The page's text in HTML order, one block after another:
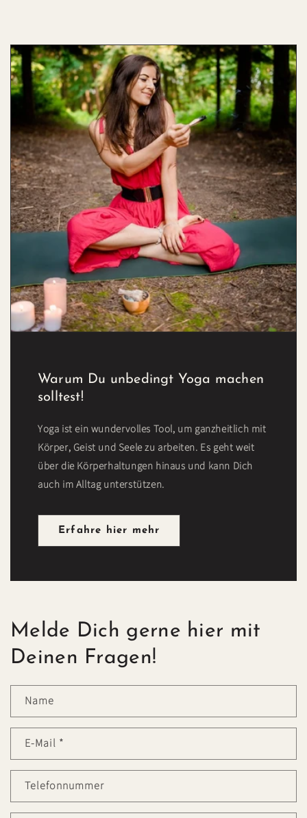
Warum Du unbedingt Yoga machen
solltest!
Yoga ist ein wundervolles Tool, um ganzheitlich mit
Körper, Geist und Seele zu arbeiten. Es geht weit
über die Körperhaltungen hinaus und kann Dich
auch im Alltag unterstützen.
Erfahre hier mehr
Melde Dich gerne hier mit
Deinen Fragen!
Name
E-Mail *
Telefonnummer